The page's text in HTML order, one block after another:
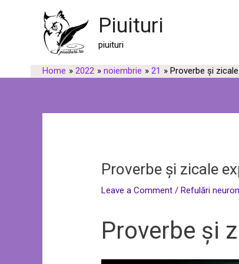
Piuituri
piuituri
Home 2022 noiembrie 21 Proverbe și
Proverbe și zicale
Leave a Comment /Refulări
Proverbe și
navigation